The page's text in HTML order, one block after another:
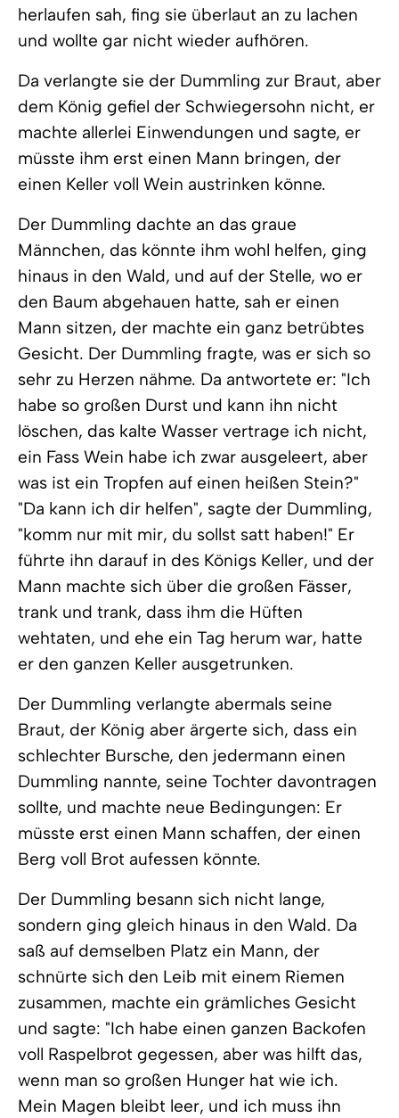
herlaufen sah, fing sie überlaut an zu lachen
und wollte gar nicht wieder aufhören.
Da verlangte sie der Dummling zur Braut, aber
dem König gefiel der Schwiegersohn nicht, er
machte allerlei Einwendungen und sagte, er
müsste ihm erst einen Mann bringen, der
einen Keller voll Wein austrinken könne.
Der Dummling dachte an das graue
Männchen, das könnte ihm wohl helfen, ging
hinaus in den Wald, und auf der Stelle, wo er
den Baum abgehauen hatte, sah er einen
Mann sitzen, der machte ein ganz betrübtes
Gesicht. Der Dummling fragte, was er sich so
sehr zu Herzen nähme. Da antwortete er: "Ich
habe so großen Durst und kann ihn nicht
löschen, das kalte Wasser vertrage ich nicht,
ein Fass Wein habe ich zwar ausgeleert, aber
was ist ein Tropfen auf einen heißen Stein?"
"Da kann ich dir helfen", sagte der Dummling,
"komm nur mit mir, du sollst satt haben!" Er
führte ihn darauf in des Königs Keller, und der
Mann machte sich über die großen Fässer,
trank und trank, dass ihm die Hüften
wehtaten, und ehe ein Tag herum war, hatte
er den ganzen Keller ausgetrunken.
Der Dummling verlangte abermals seine
Braut, der König aber ärgerte sich, dass ein
schlechter Bursche, den jedermann einen
Dummling nannte, seine Tochter davontragen
sollte, und machte neue Bedingungen: Er
müsste erst einen Mann schaffen, der einen
Berg voll Brot aufessen könnte.
Der Dummling besann sich nicht lange,
sondern ging gleich hinaus in den Wald. Da
saß auf demselben Platz ein Mann, der
schnürte sich den Leib mit einem Riemen
zusammen, machte ein grämliches Gesicht
und sagte: "Ich habe einen ganzen Backofen
voll Raspelbrot gegessen, aber was hilft das,
wenn man so großen Hunger hat wie ich.
Mein Magen bleibt leer, und ich muss ihn